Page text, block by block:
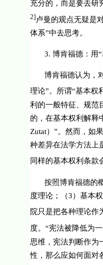
充分的，而是要去研
2]卢曼的观点无疑是
体系”中去思考。
3. 博肯福德：用
博肯福德认为，
理论”。所谓“基本权
利的一般特征、规范
的，在基本权利解释
Zutat）”。然而，如
种差异在法学方法上
同样的基本权利条款
按照博肯福德的
度理论；（3）基本
院只是把各种理论作
度。“宪法被降低为
思维，宪法判断作为
性，那么应如何面对